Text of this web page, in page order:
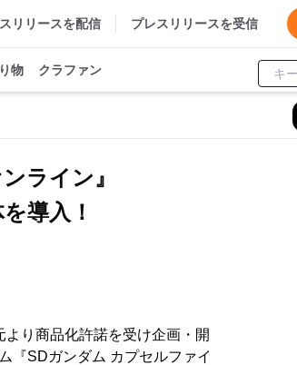
リリースを配信 プレスリリースを受信
物 クラファン
ライン』
り商品化許諾を受け企画・開
『SDガンダム カプセルファイ